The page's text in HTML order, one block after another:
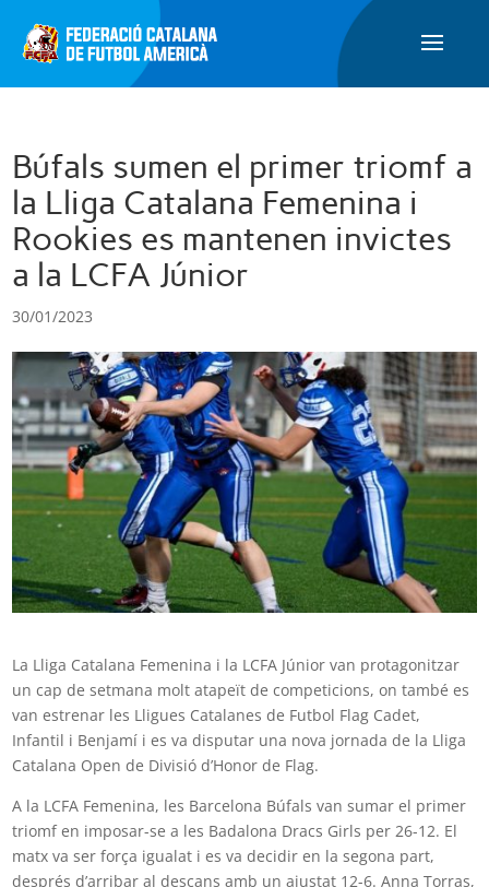
Búfals sumen el primer triomf a
la Lliga Catalana Femenina i
Rookies es mantenen invictes
a la LCFA Júnior
30/01/2023
La Lliga Catalana Femenina i la LCFA Júnior van protagonitzar
un cap de setmana molt atapeït de competicions, on també es
van estrenar les Lligues Catalanes de Futbol Flag Cadet,
Infantil i Benjamí i es va disputar una nova jornada de la Lliga
Catalana Open de Divisió d’Honor de Flag.
A la LCFA Femenina, les Barcelona Búfals van sumar el primer
triomf en imposar-se a les Badalona Dracs Girls per 26-12. El
matx va ser força igualat i es va decidir en la segona part,
després d’arribar al descans amb un ajustat 12-6. Anna Torras,